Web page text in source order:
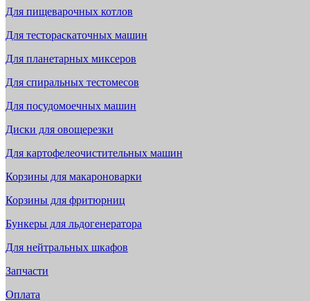
Для пищеварочных котлов
Для тестораскаточных машин
Для планетарных миксеров
Для спиральных тестомесов
Для посудомоечных машин
Диски для овощерезки
Для картофелеочистительных машин
Корзины для макароноварки
Корзины для фритюрниц
Бункеры для льдогенератора
Для нейтральных шкафов
Запчасти
Оплата